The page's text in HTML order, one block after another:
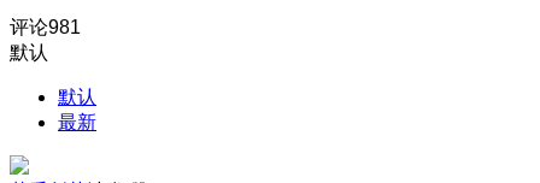
评论981
默认
默认
最新